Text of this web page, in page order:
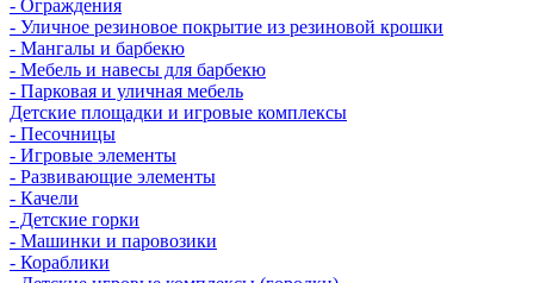
- Ограждения
- Уличное резиновое покрытие из резиновой крошки
- Мангалы и барбекю
- Мебель и навесы для барбекю
- Парковая и уличная мебель
Детские площадки и игровые комплексы
- Песочницы
- Игровые элементы
- Развивающие элементы
- Качели
- Детские горки
- Машинки и паровозики
- Кораблики